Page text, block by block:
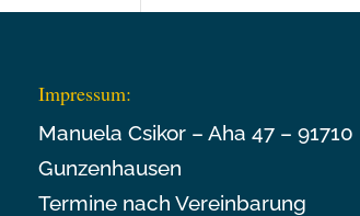
Impressum:
Manuela Csikor – Aha 47 – 91710
Gunzenhausen
Termine nach Vereinbarung